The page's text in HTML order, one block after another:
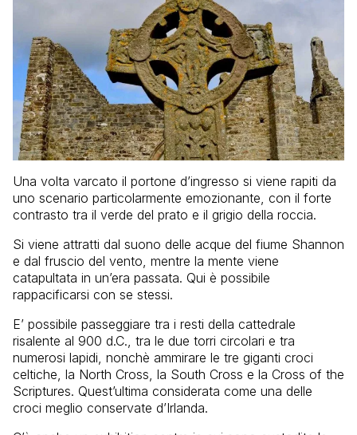
Una volta varcato il portone d’ingresso si viene rapiti da
uno scenario particolarmente emozionante, con il forte
contrasto tra il verde del prato e il grigio della roccia.
Si viene attratti dal suono delle acque del fiume Shannon
e dal fruscio del vento, mentre la mente viene
catapultata in un’era passata. Qui è possibile
rappacificarsi con se stessi.
E’ possibile passeggiare tra i resti della cattedrale
risalente al 900 d.C., tra le due torri circolari e tra
numerosi lapidi, nonchè ammirare le tre giganti croci
celtiche, la North Cross, la South Cross e la Cross of the
Scriptures. Quest’ultima considerata come una delle
croci meglio conservate d’Irlanda.